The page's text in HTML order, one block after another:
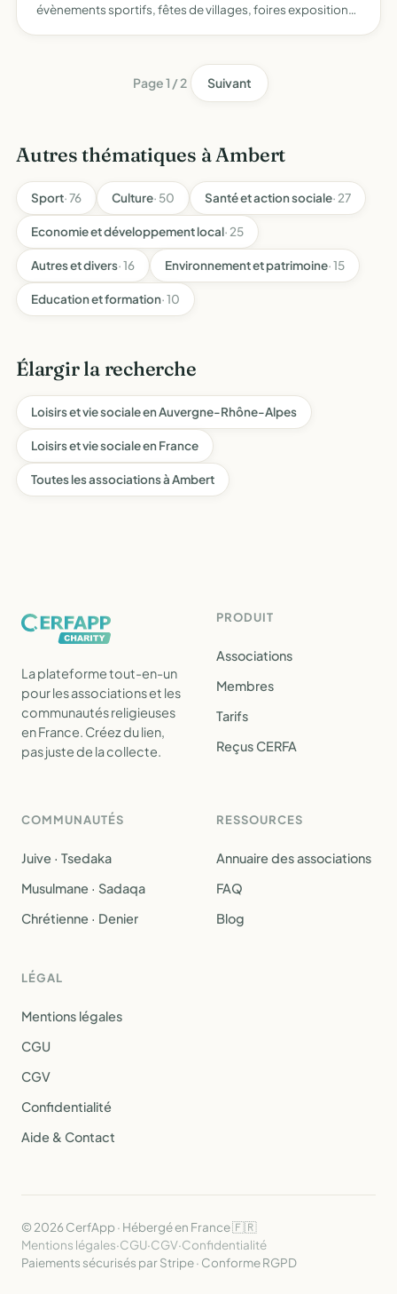
évènements sportifs, fêtes de villages, foires expositions,
Page 1 / 2 Suivant
Autres thématiques à Ambert
Sport· 76 Culture· 50 Santé et action sociale· 27
Economie et développement local· 25
Autres et divers· 16 Environnement et patrimoine· 15
Education et formation· 10
Élargir la recherche
Loisirs et vie sociale en Auvergne-Rhône-Alpes
Loisirs et vie sociale en France
Toutes les associations à Ambert
La plateforme tout-en-un
pour les associations et les
communautés religieuses
en France. Créez du lien,
pas juste de la collecte.
PRODUIT
Associations
Membres
Tarifs
Reçus CERFA
COMMUNAUTÉS
Juive · Tsedaka
Musulmane · Sadaqa
Chrétienne · Denier
RESSOURCES
Annuaire des associations
FAQ
Blog
LÉGAL
Mentions légales
CGU
CGV
Confidentialité
Aide & Contact
© 2026 CerfApp · Hébergé en France 🇫🇷
Mentions légales·CGU·CGV·Confidentialité
Paiements sécurisés par Stripe · Conforme RGPD